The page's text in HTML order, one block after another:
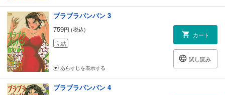
ブラブラバンバン 3
759円 (税込)
完結
カート
試し読み
あらすじを表示する
ブラブラバンバン 4